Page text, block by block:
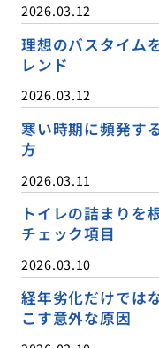
2026.03.12
理想のバスタイム
レンド
2026.03.12
寒い時期に頻発す
方
2026.03.11
トイレの詰まりを
チェック項目
2026.03.10
経年劣化だけでは
こす意外な原因